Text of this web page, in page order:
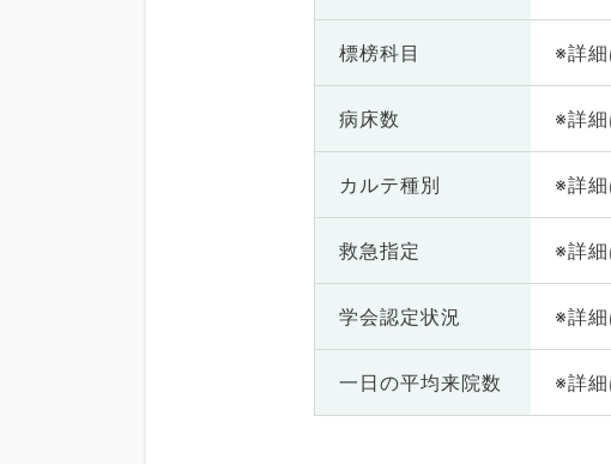
標榜科目 ※詳
病床数 ※詳
カルテ種別 ※詳
救急指定 ※詳
学会認定状況 ※詳
一日の平均来院数 ※詳